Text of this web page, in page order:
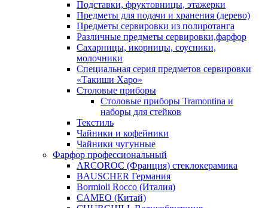
Подставки, фруктовницы, этажерки
Предметы для подачи и хранения (дерево)
Предметы сервировки из полиротанга
Различные предметы сервировки,фарфор
Сахарницы, икорницы, соусники,
молочники
Специальная серия предметов сервировки
«Такиши Харо»
Столовые приборы
Столовые приборы Trаmоntina и
наборы для стейков
Текстиль
Чайники и кофейники
Чайники чугунные
Фарфор профессиональный
ARCOROC (Франция) стеклокерамика
BAUSCHER Германия
Bormioli Rocco (Италия)
CAMEO (Китай)